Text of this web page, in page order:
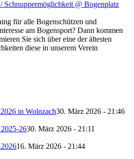
für alle Bogenschützen und
am Bogensport? Dann kommen
Sie sich über eine der ältesten
diese in unserem Verein
in Wolnzach30. März 2026 - 21:46
2630. März 2026 - 21:11
16. März 2026 - 21:44